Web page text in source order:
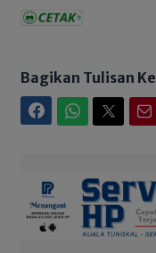
Bagikan Tulisan Ke